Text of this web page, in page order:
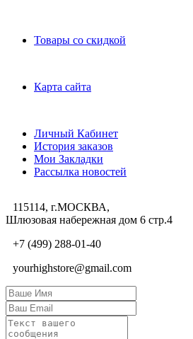
Товары со скидкой
Карта сайта
Личный Кабинет
История заказов
Мои Закладки
Рассылка новостей
115114, г.МОСКВА,
Шлюзовая набережная дом 6 стр.4
+7 (499) 288-01-40
yourhighstore@gmail.com